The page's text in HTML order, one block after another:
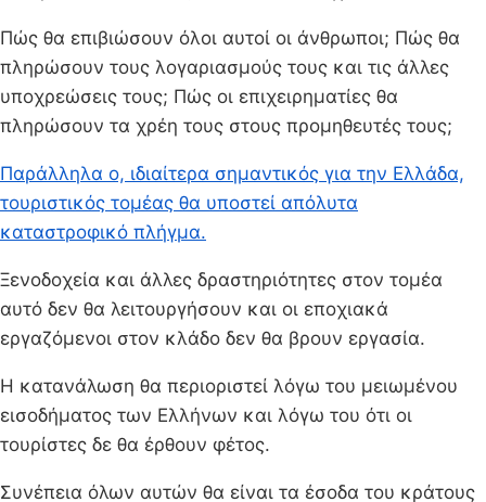
Πώς θα επιβιώσουν όλοι αυτοί οι άνθρωποι; Πώς θα
πληρώσουν τους λογαριασμούς τους και τις άλλες
υποχρεώσεις τους; Πώς οι επιχειρηματίες θα
πληρώσουν τα χρέη τους στους προμηθευτές τους;
Παράλληλα ο, ιδιαίτερα σημαντικός για την Ελλάδα,
τουριστικός τομέας θα υποστεί απόλυτα
καταστροφικό πλήγμα.
Ξενοδοχεία και άλλες δραστηριότητες στον τομέα
αυτό δεν θα λειτουργήσουν και οι εποχιακά
εργαζόμενοι στον κλάδο δεν θα βρουν εργασία.
Η κατανάλωση θα περιοριστεί λόγω του μειωμένου
εισοδήματος των Ελλήνων και λόγω του ότι οι
τουρίστες δε θα έρθουν φέτος.
Συνέπεια όλων αυτών θα είναι τα έσοδα του κράτους